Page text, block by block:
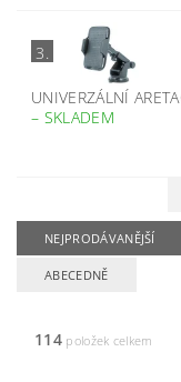
3.
UNIVERZÁLNÍ
– SKLADEM
NEJPRODÁVANĚJŠÍ
ABECEDNĚ
114položek celkem